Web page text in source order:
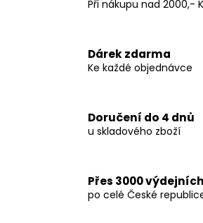
Při nákupu nad 2000,-
Dárek zdarma
Ke každé objednávce
Doručení do 4 dnů
u skladového zboží
Přes 3000
po celé České